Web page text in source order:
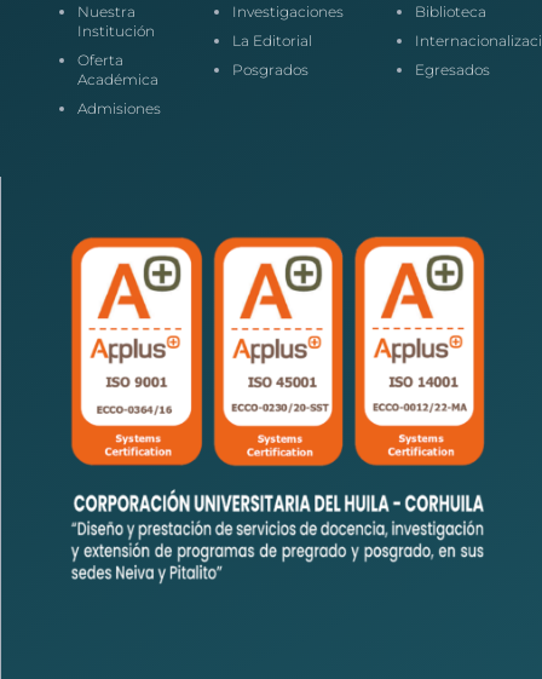
Nuestra
Institución
Oferta
Académica
Admisiones
Investigaciones
La Editorial
Posgrados
Biblioteca
Egresados